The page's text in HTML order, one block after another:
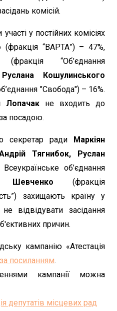
комісій.
у постійних комісіях
(фракція “ВАРТА”) – 47%,
“Об’єднання
Руслана Кошулинського
"Свобода") – 16%.
Лопачак не входить до
посадою.
секретар ради Маркіян
Тягнибок, Руслан
об’єднання
Шевченко (фракція
захищають країну у
відвідувати засідання
причин.
кампанію «Атестація
за посиланням.
кампанії можна
депутатів місцевих рад